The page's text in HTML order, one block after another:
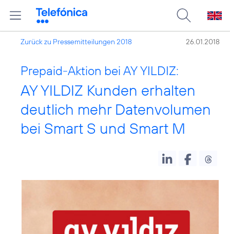
Zurück zu Pressemitteilungen 2018 26.01.2018
Prepaid-Aktion bei AY YILDIZ:
AY YILDIZ Kunden erhalten
deutlich mehr Datenvolumen
bei Smart S und Smart M